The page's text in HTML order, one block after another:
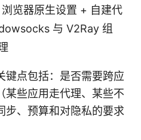
览器原生设置 + 自建代
与 V2Ray 组
键点包括：是否需要跨应
某些应用走代理、某些不
步、预算和对隐私的要求